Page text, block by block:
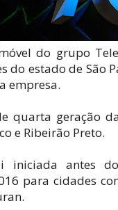
do grupo
do estado de São
empresa.
quarta geração
e Ribeirão Preto.
iniciada antes
para cidades